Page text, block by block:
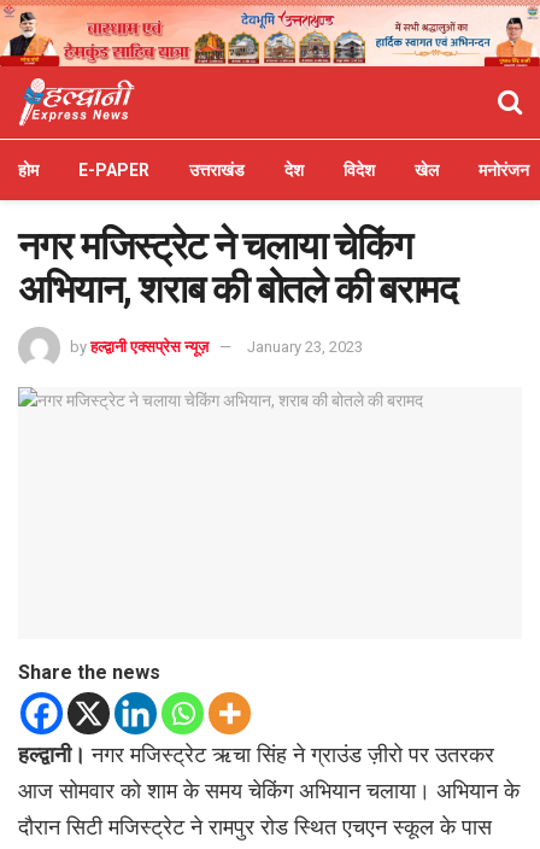
होम E-PAPER उत्तराखंड देश विदेश खेल मनोरंजन
नगर मजिस्ट्रेट ने चलाया चेकिंग
अभियान, शराब की बोतले की बरामद
by हल्द्वानी एक्सप्रेस न्यूज़ January 23, 2023
Share the news
हल्द्वानी।नगर मजिस्ट्रेट ऋचा सिंह ने ग्राउंड ज़ीरो पर उतरकर
आज सोमवार को शाम के समय चेकिंग अभियान चलाया। अभियान के
दौरान सिटी मजिस्ट्रेट ने रामपुर रोड स्थित एचएन स्कूल के पास